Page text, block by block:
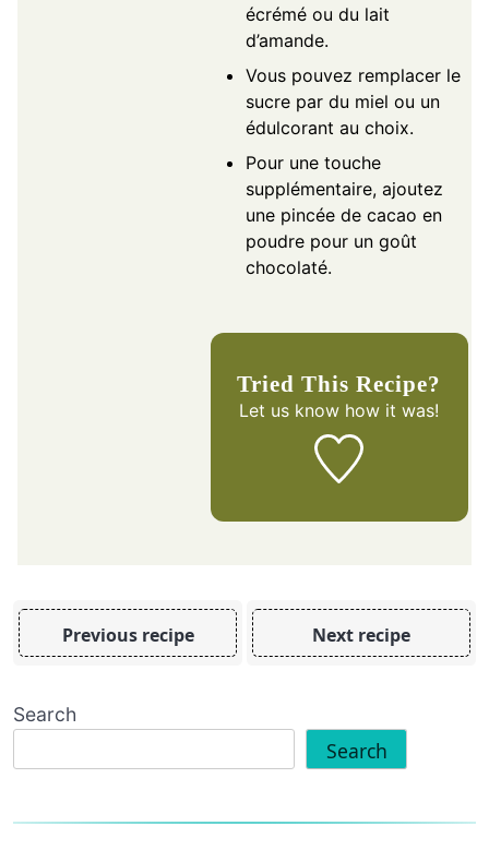
écrémé ou du lait
d’amande.
Vous pouvez remplacer le
sucre par du miel ou un
édulcorant au choix.
Pour une touche
supplémentaire, ajoutez
une pincée de cacao en
poudre pour un goût
chocolaté.
Tried This Recipe?
Let us know how it was!
Previous recipe Next recipe
Search
Search